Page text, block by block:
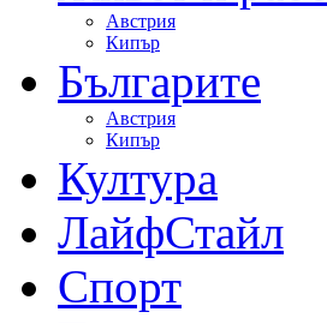
Австрия
Кипър
Българите
Австрия
Кипър
Култура
ЛайфСтайл
Спорт